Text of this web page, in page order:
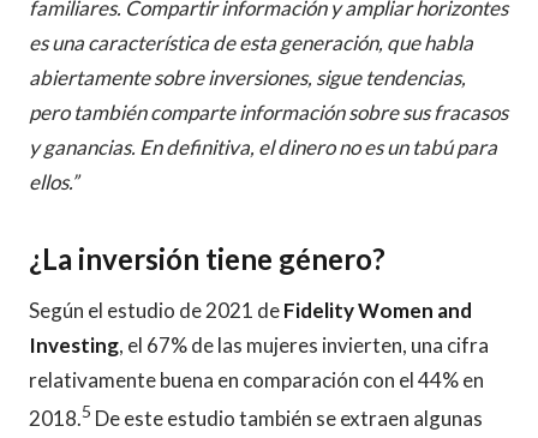
familiares. Compartir información y ampliar horizontes
es una característica de esta generación, que habla
abiertamente sobre inversiones, sigue tendencias,
pero también comparte información sobre sus fracasos
y ganancias. En definitiva, el dinero no es un tabú para
ellos.”
¿La inversión tiene género?
Según el estudio de 2021 deFidelity Women and
Investing, el 67% de las mujeres invierten, una cifra
relativamente buena en comparación con el 44% en
2018.5 De este estudio también se extraen algunas